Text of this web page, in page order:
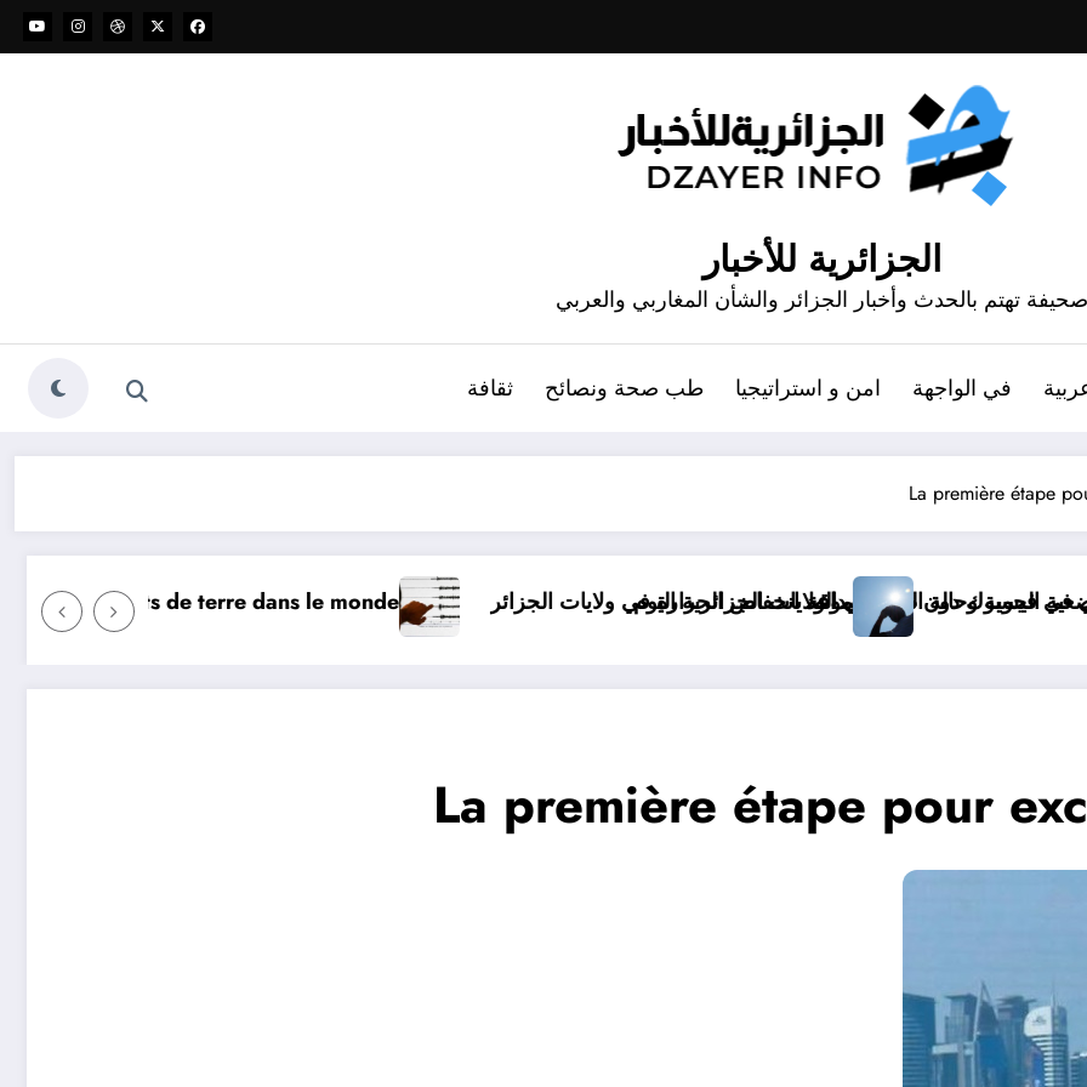
الجزائرية للأخبار
صحيفة تهتم بالحدث وأخبار الجزائر والشأن المغاربي والعربي
في الواجهة امن و استراتيجيا طب صحة ونصائح ثقافة
La première étape
الجزائر ? Surveillance des tremblements de terre dans le monde&
en Algérie
La première étape pour